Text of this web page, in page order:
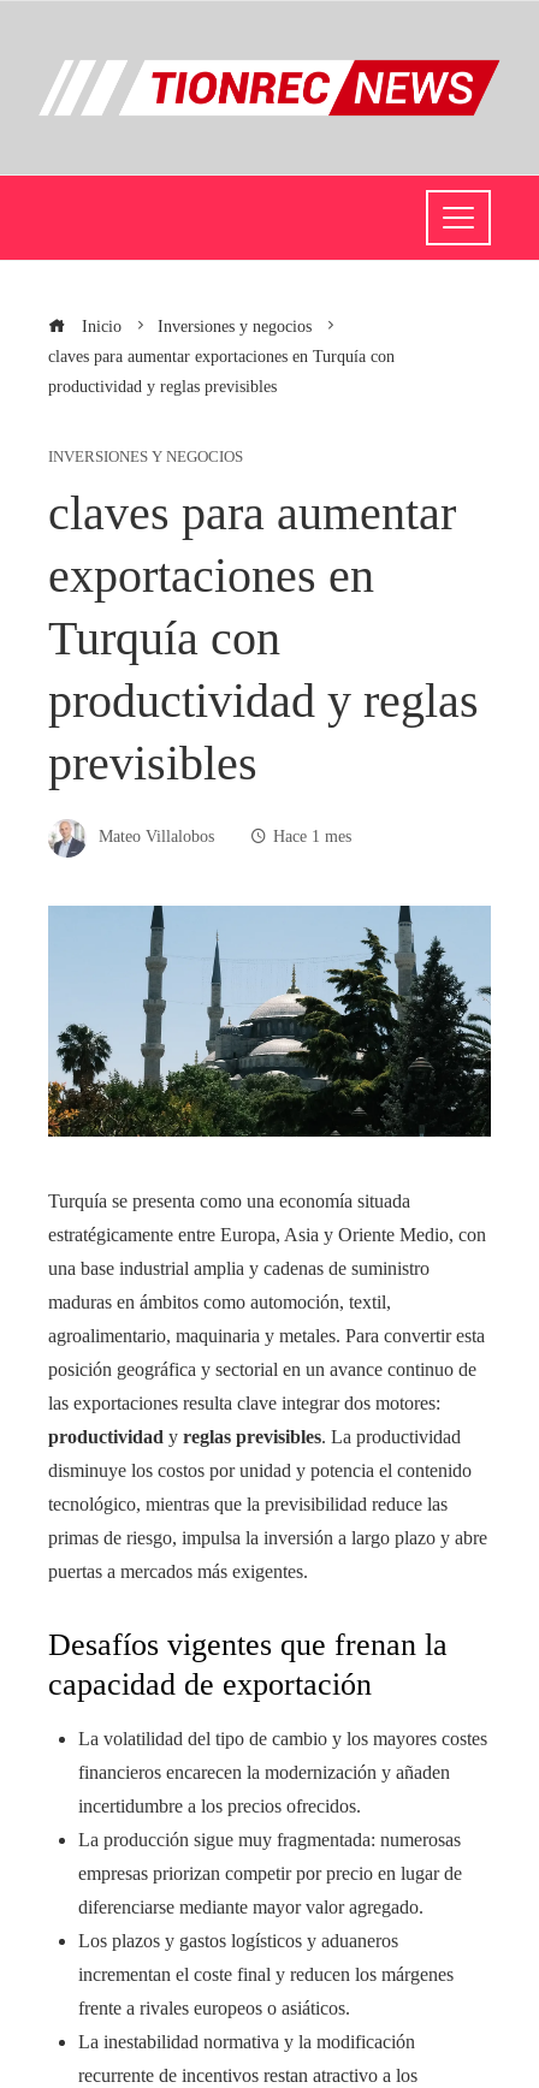
Inicio
Inversiones y negocios
claves para aumentar exportaciones en Turquía con
productividad y reglas previsibles
INVERSIONES Y NEGOCIOS
claves para aumentar
exportaciones en
Turquía con
productividad y reglas
previsibles
Mateo Villalobos Hace 1 mes
Turquía se presenta como una economía situada
estratégicamente entre Europa, Asia y Oriente Medio, con
una base industrial amplia y cadenas de suministro
maduras en ámbitos como automoción, textil,
agroalimentario, maquinaria y metales. Para convertir esta
posición geográfica y sectorial en un avance continuo de
las exportaciones resulta clave integrar dos motores:
productividad y reglas previsibles. La productividad
disminuye los costos por unidad y potencia el contenido
tecnológico, mientras que la previsibilidad reduce las
primas de riesgo, impulsa la inversión a largo plazo y abre
puertas a mercados más exigentes.
Desafíos vigentes que frenan la
capacidad de exportación
La volatilidad del tipo de cambio y los mayores costes
financieros encarecen la modernización y añaden
incertidumbre a los precios ofrecidos.
La producción sigue muy fragmentada: numerosas
empresas priorizan competir por precio en lugar de
diferenciarse mediante mayor valor agregado.
Los plazos y gastos logísticos y aduaneros
incrementan el coste final y reducen los márgenes
frente a rivales europeos o asiáticos.
La inestabilidad normativa y la modificación
recurrente de incentivos restan atractivo a los